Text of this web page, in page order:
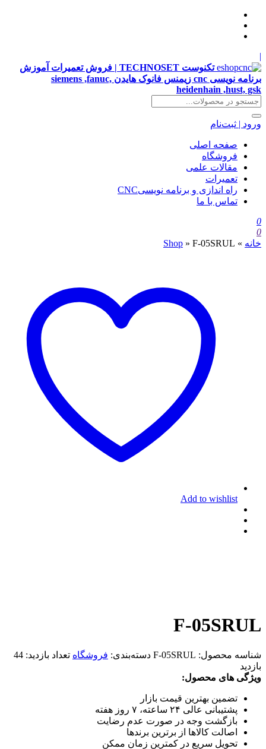
|
تکنوست TECHNOSET | فروش تعمیرات آموزش
برنامه نویسی cnc زیمنس فانوک هایدن siemens ,fanuc,
heidenhain ,hust, gsk
ورود | ثبت‌نام
صفحه اصلی
فروشگاه
مقالات علمی
تعمیرات
راه اندازی و برنامه نویسیCNC
تماس با ما
0
0
خانه »
Shop » F-05SRUL
Add to wishlist
F-05SRUL
شناسه محصول: F-05SRUL دسته‌بندی: فروشگاه تعداد بازدید: 44
بازدید
ویژگی های محصول:
تضمین بهترین قیمت بازار
پشتیبانی عالی ۲۴ ساعته، ۷ روز هفته
بازگشت وجه در صورت عدم رضایت
اصالت کالاها از برترین برندها
تحویل سریع در کمترین زمان ممکن